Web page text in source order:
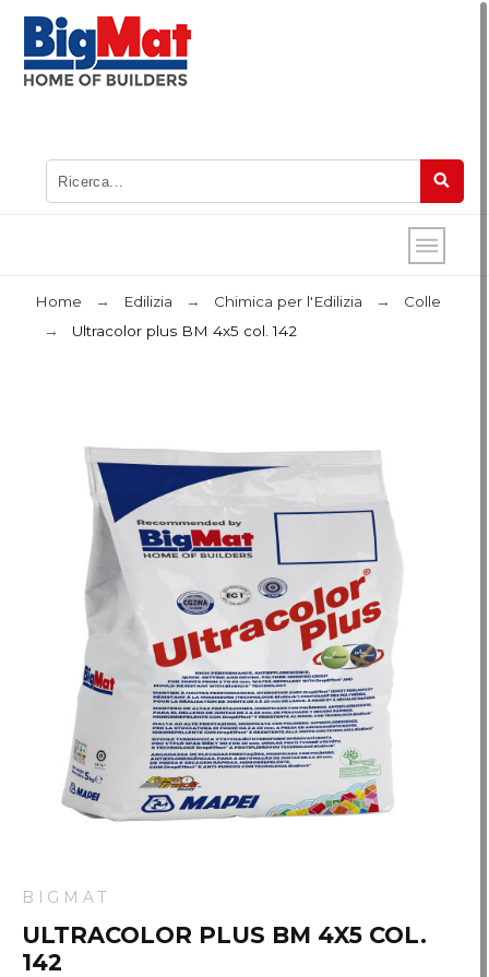
Home Edilizia Chimica per l'Edilizia
Colle
Ultracolor plus BM 4x5 col. 142
BIGMAT
ULTRACOLOR PLUS BM 4X5 COL.
142